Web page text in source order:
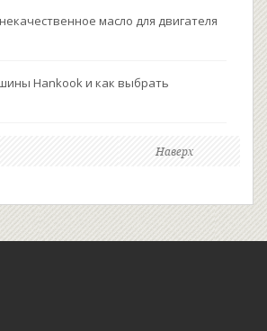
масло для двигателя
Hankook и как выбрать
Наверх